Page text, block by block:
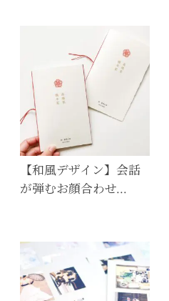
【和風デザイン】会話
が弾むお顔合わせ…